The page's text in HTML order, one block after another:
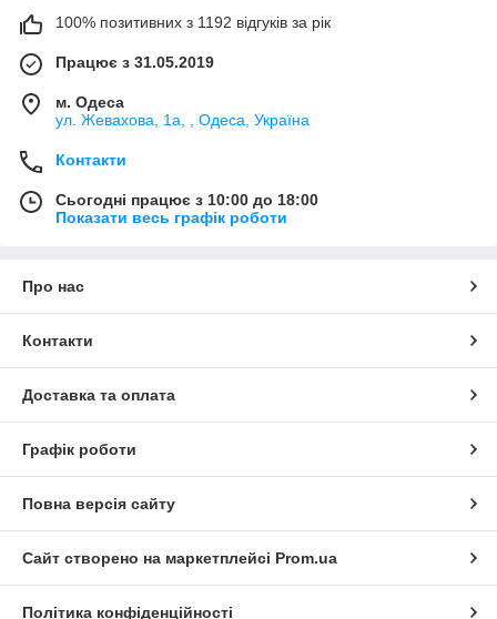
100% позитивних з 1192 відгуків за рік
Працює з 31.05.2019
м. Одеса
ул. Жевахова, 1a, , Одеса, Україна
Контакти
Сьогодні працює з 10:00 до 18:00
Показати весь графік роботи
Про нас
Контакти
Доставка та оплата
Графік роботи
Повна версія сайту
Сайт створено на маркетплейсі Prom.ua
Політика конфіденційності